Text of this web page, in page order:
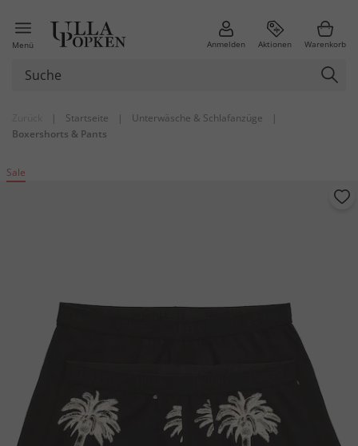
Menü Anmelden Aktionen Warenkorb
| Startseite | Unterwäsche & Schlafanzüge
|
Boxershorts & Pants
Sale